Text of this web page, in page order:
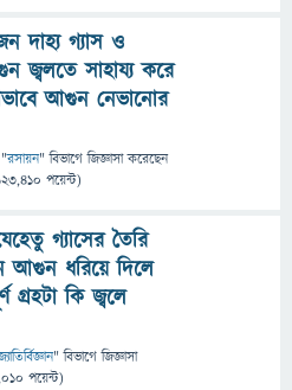
দাহ্য গ্যাস ও
জ্বলতে সাহায্য করে
আগুন নেভানোর
"রসায়ন" বিভাগে জিজ্ঞাসাকরেছেন
পয়েন্ট)
গ্যাসের তৈরি
আগুন ধরিয়ে দিলে
গ্রহটা কি জ্বলে
" বিভাগে জিজ্ঞাসা
পয়েন্ট)